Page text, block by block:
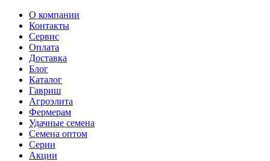
О компании
Контакты
Сервис
Оплата
Доставка
Блог
Каталог
Гавриш
Агроэлита
Фермерам
Удачные семена
Семена оптом
Серии
Акции